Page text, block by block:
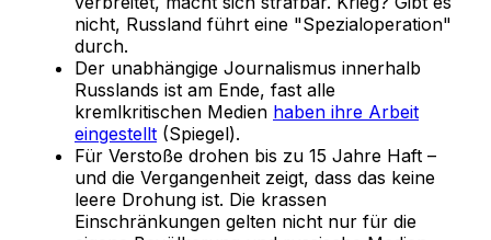
nicht, Russland führt eine "Spezialoperation"
durch.
Der unabhängige Journalismus innerhalb
Russlands ist am Ende, fast alle
kremlkritischen Medien haben ihre Arbeit
eingestellt (Spiegel).
Für Verstoße drohen bis zu 15 Jahre Haft –
und die Vergangenheit zeigt, dass das keine
leere Drohung ist. Die krassen
Einschränkungen gelten nicht nur für die